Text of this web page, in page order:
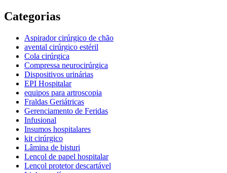
Categorias
Aspirador cirúrgico de chão
avental cirúrgico estéril
Cola cirúrgica
Compressa neurocirúrgica
Dispositivos urinárias
EPI Hospitalar
equipos para artroscopia
Fraldas Geriátricas
Gerenciamento de Feridas
Infusional
Insumos hospitalares
kit cirúrgico
Lâmina de bisturi
Lençol de papel hospitalar
Lençol protetor descartável